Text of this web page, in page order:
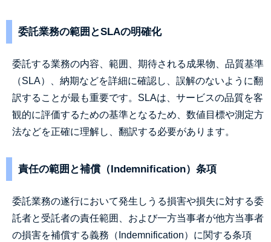
委託業務の範囲とSLAの明確化
委託する業務の内容、範囲、期待される成果物、品質基準
（SLA）、納期などを詳細に確認し、誤解のないように翻
訳することが最も重要です。SLAは、サービスの品質を客
観的に評価するための基準となるため、数値目標や測定方
法などを正確に理解し、翻訳する必要があります。
責任の範囲と補償（Indemnification）条項
委託業務の遂行において発生しうる損害や損失に対する委
託者と受託者の責任範囲、および一方当事者が他方当事者
の損害を補償する義務（Indemnification）に関する条項